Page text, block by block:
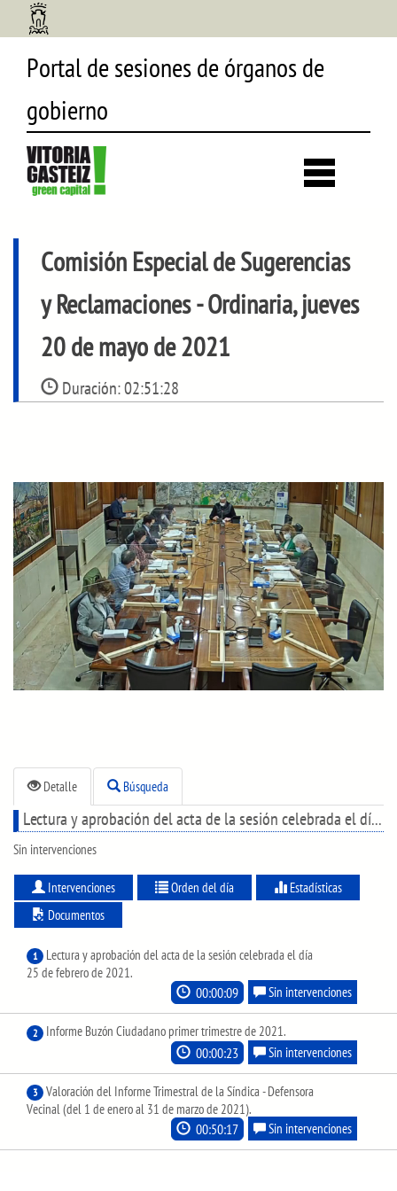
Portal de sesiones de órganos de
gobierno
Comisión Especial de Sugerencias
y Reclamaciones- Ordinaria, jueves
20 de mayo de 2021
Duración:02:51:28
Detalle Búsqueda
Lectura y aprobación del acta de la sesión celebrada el día 25 de febrero de 2021.
Sin intervenciones
Intervenciones Orden del día
Estadísticas
Documentos
1
Lectura y aprobación del acta de la sesión celebrada el día
25 de febrero de 2021.
00:00:09 Sin intervenciones
2 Informe Buzón Ciudadano primer trimestre de 2021.
00:00:23 Sin intervenciones
3
Valoración del Informe Trimestral de la Síndica - Defensora
Vecinal (del 1 de enero al 31 de marzo de 2021).
00:50:17 Sin intervenciones